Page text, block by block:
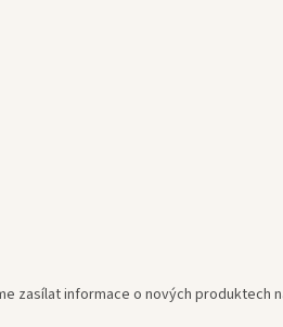
zasílat informace o nových produktech